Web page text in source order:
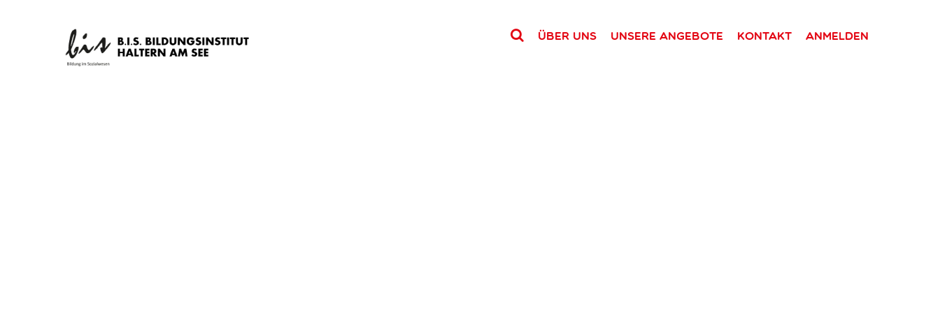
Über uns Unsere Angebote Kontakt Anmelden